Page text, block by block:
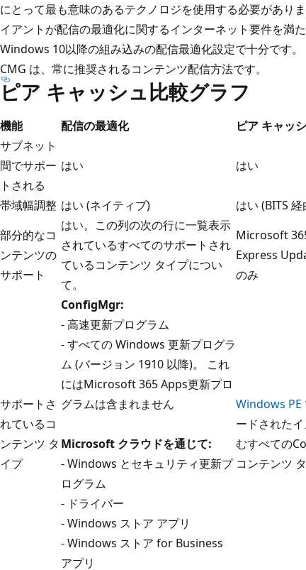
にとって最も意味のあるテクノロジを使用する必要があり
イアントが配信の最適化に関するインターネット要件を満
Windows 10以降の組み込みの配信最適化設定で十分です
CMG は、常に推奨されるコンテンツ配信方法です。
ピア キャッシュ比較グラフ
機能 配信の最適化 ピア キャッ
サブネット
間でサポー
トされる
はい はい
帯域幅調整 はい (ネイティブ) はい (BITS 経
部分的なコ
ンテンツの
サポート
はい。この列の次の行に一覧表示
されているすべてのサポートされ
ているコンテンツ タイプについ
て。
Microsoft
Express
のみ
サポートさ
れているコ
ンテンツ タ
イプ
ConfigMgr:
- 高速更新プログラム
- すべての Windows 更新プログラ
ム (バージョン 1910 以降)。 これ
にはMicrosoft 365 Apps更新プロ
グラムは含まれません
Microsoft クラウドを通じて:
- Windows とセキュリティ更新プ
ログラム
- ドライバー
- Windows ストア アプリ
- Windows ストア for Business
アプリ
Windows PE
ードされた
むすべての
コンテンツ